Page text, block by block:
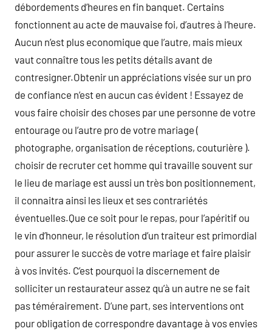
débordements d’heures en fin banquet. Certains
fonctionnent au acte de mauvaise foi, d’autres à l’heure.
Aucun n’est plus economique que l’autre, mais mieux
vaut connaître tous les petits détails avant de
contresigner.Obtenir un appréciations visée sur un pro
de confiance n’est en aucun cas évident ! Essayez de
vous faire choisir des choses par une personne de votre
entourage ou l’autre pro de votre mariage (
photographe, organisation de réceptions, couturière ).
choisir de recruter cet homme qui travaille souvent sur
le lieu de mariage est aussi un très bon positionnement,
il connaitra ainsi les lieux et ses contrariétés
éventuelles.Que ce soit pour le repas, pour l’apéritif ou
le vin d’honneur, le résolution d’un traiteur est primordial
pour assurer le succès de votre mariage et faire plaisir
à vos invités. C’est pourquoi la discernement de
solliciter un restaurateur assez qu’à un autre ne se fait
pas témérairement. D’une part, ses interventions ont
pour obligation de correspondre davantage à vos envies